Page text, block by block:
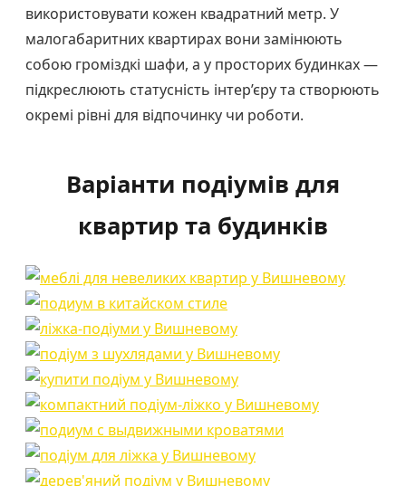
використовувати кожен квадратний метр. У
малогабаритних квартирах вони замінюють
собою громіздкі шафи, а у просторих будинках —
підкреслюють статусність інтер’єру та створюють
окремі рівні для відпочинку чи роботи.
Варіанти подіумів для
квартир та будинків